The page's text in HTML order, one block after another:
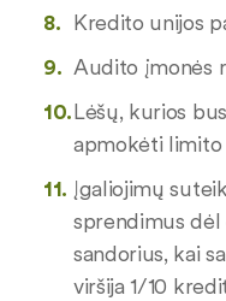
Kredito unijos
Audito įmonės
Lėšų, kurios
apmokėti limito
Įgaliojimų
sprendimus
sandorius, kai
viršija 1/10